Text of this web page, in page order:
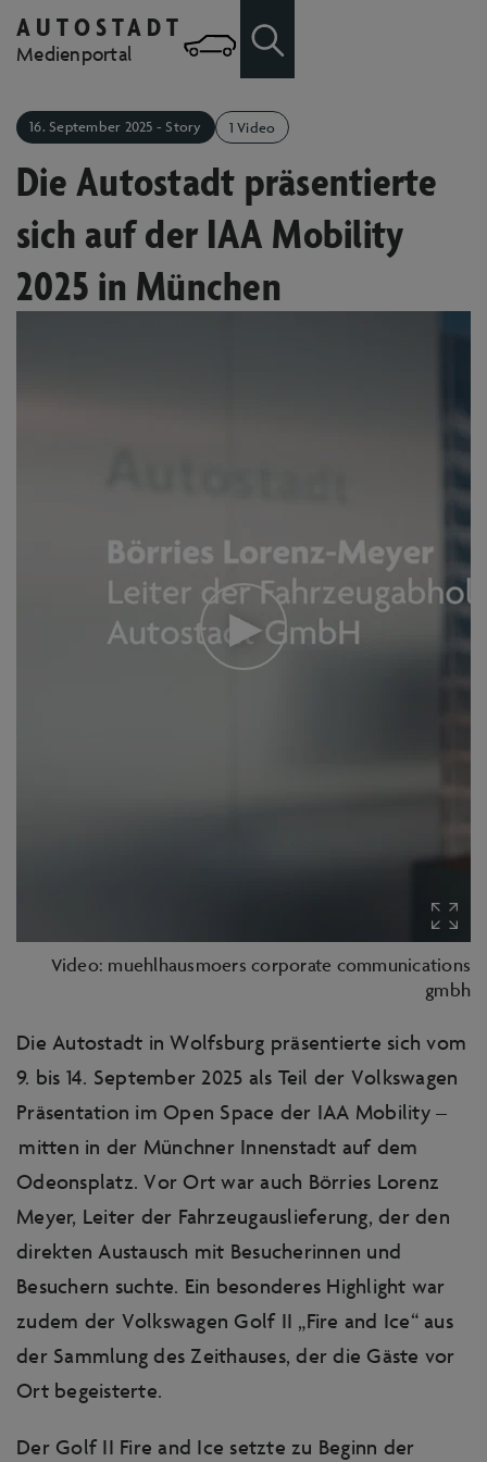
Zum Hauptinhalt springen
Zur Suche
AUTOSTADT
Medienportal
16. September 2025 - Story 1 Video
Die Autostadt präsentierte
sich auf der IAA Mobility
2025 in München
Video: muehlhausmoers corporate communications
gmbh
Die Autostadt in Wolfsburg präsentierte sich vom
9. bis 14. September 2025 als Teil der Volkswagen
Präsentation im Open Space der IAA Mobility –
mitten in der Münchner Innenstadt auf dem
Odeonsplatz. Vor Ort war auch Börries Lorenz
Meyer, Leiter der Fahrzeugauslieferung, der den
direkten Austausch mit Besucherinnen und
Besuchern suchte. Ein besonderes Highlight war
zudem der Volkswagen Golf II „Fire and Ice“ aus
der Sammlung des Zeithauses, der die Gäste vor
Ort begeisterte.
Der Golf II Fire and Ice setzte zu Beginn der